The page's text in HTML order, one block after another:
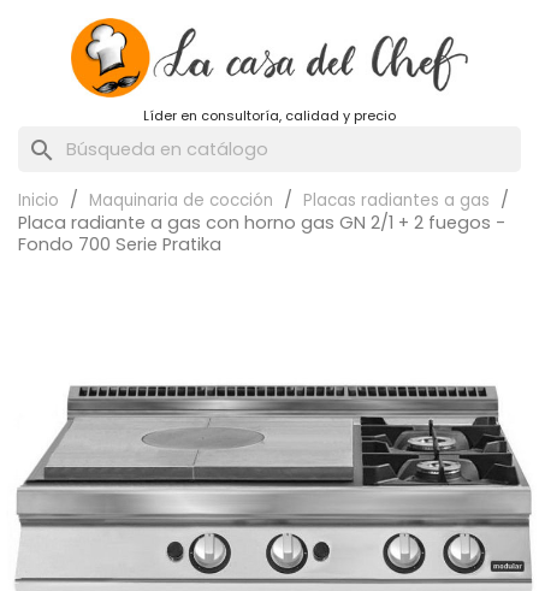
Líder en consultoría, calidad y precio
search
Inicio Maquinaria de cocción Placas radiantes a gas
Placa radiante a gas con horno gas GN 2/1 + 2 fuegos -
Fondo 700 Serie Pratika